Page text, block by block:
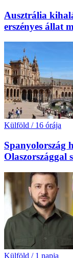
Ausztrália
erszényes állat
Külföld / 16 órája
Spanyolország
Olaszországgal
Külföld / 1 napja